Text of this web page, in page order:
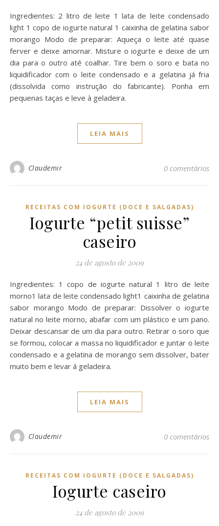
Ingredientes: 2 litro de leite 1 lata de leite condensado
light 1 copo de iogurte natural 1 caixinha de gelatina sabor
morango Modo de preparar: Aqueça o leite até quase
ferver e deixe amornar. Misture o iogurte e deixe de um
dia para o outro até coalhar. Tire bem o soro e bata no
liquidificador com o leite condensado e a gelatina já fria
(dissolvida como instrução do fabricante). Ponha em
pequenas taças e leve à geladeira.
LEIA MAIS
Claudemir 0 comentários
RECEITAS COM IOGURTE (DOCE E SALGADAS)
Iogurte “petit suisse”
caseiro
24 de agosto de 2009
Ingredientes: 1 copo de iogurte natural 1 litro de leite
morno1 lata de leite condensado light1 caixinha de gelatina
sabor morango Modo de preparar: Dissolver o iogurte
natural no leite morno, abafar com um plástico e um pano.
Deixar descansar de um dia para outro. Retirar o soro que
se formou, colocar a massa no liquidificador e juntar o leite
condensado e a gelatina de morango sem dissolver, bater
muito bem e levar á geladeira.
LEIA MAIS
Claudemir 0 comentários
RECEITAS COM IOGURTE (DOCE E SALGADAS)
Iogurte caseiro
24 de agosto de 2009